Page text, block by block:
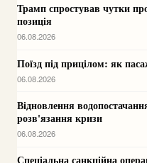
Трамп спростував чутки
позиція
06.08.2026
Поїзд під прицілом: як
06.08.2026
Відновлення
розв'язання кризи
06.08.2026
Спеціальна санкційна